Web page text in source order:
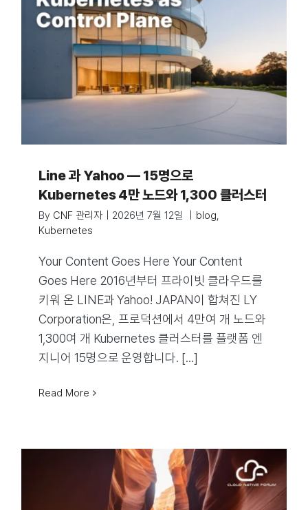
Line 과 Yahoo — 15명으로
Kubernetes 4만 노드와 1,300 클러스터
By CNF 관리자 2026년 7월 12일 blog,
Kubernetes
Your Content Goes Here Your Content
Goes Here 2016년부터 프라이빗 클라우드를
키워 온 LINE과 Yahoo! JAPAN이 합쳐진 LY
Corporation은, 프로덕션에서 4만여 개 노드와
1,300여 개 Kubernetes 클러스터를 플랫폼 엔
지니어 15명으로 운영합니다. [...]
Read More